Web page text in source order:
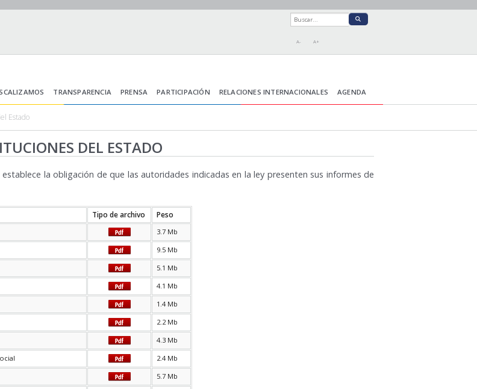
A- A+
TRANSPARENCIA PRENSA PARTICIPACIÓN RELACIONES INTERNACIONALES AGENDA
Estado
DEL ESTADO
la obligación de que las autoridades indicadas en la ley presenten sus informes de
Tipo de archivo Peso
3.7 Mb
9.5 Mb
5.1 Mb
4.1 Mb
1.4 Mb
2.2 Mb
4.3 Mb
2.4 Mb
5.7 Mb